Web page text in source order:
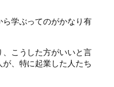
学ぶってのがかなり有
こうした方がいいと言
、特に起業した人たち